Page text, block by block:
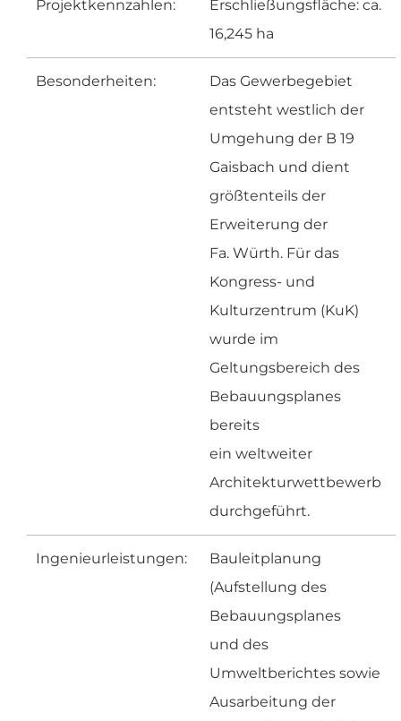
Projektkennzahlen:
Erschließungsfläche: ca.
16,245 ha
Besonderheiten:
Das Gewerbegebiet
entsteht westlich der
Umgehung der B 19
Gaisbach und dient
größtenteils der
Erweiterung der
Fa. Würth. Für das
Kongress- und
Kulturzentrum (KuK)
wurde im
Geltungsbereich des
Bebauungsplanes
bereits
ein weltweiter
Architekturwettbewerb
durchgeführt.
Ingenieurleistungen:
Bauleitplanung
(Aufstellung des
Bebauungsplanes
und des
Umweltberichtes sowie
Ausarbeitung der